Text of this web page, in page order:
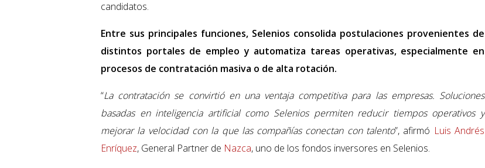
candidatos.
Entre sus principales funciones, Selenios consolida postulaciones provenientes de
distintos portales de empleo y automatiza tareas operativas, especialmente en
procesos de contratación masiva o de alta rotación.
“La contratación se convirtió en una ventaja competitiva para las empresas. Soluciones
basadas en inteligencia artificial como Selenios permiten reducir tiempos operativos y
mejorar la velocidad con la que las compañías conectan con talento”, afirmó Luis Andrés
Enríquez, General Partner de Nazca, uno de los fondos inversores en Selenios.